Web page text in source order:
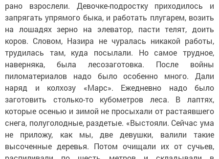
рано взрослели. Девочке-подростку приходилось и
запрягать упрямого быка, и работать плугарем, возить
на лошадях зерно на элеватор, пасти телят, доить
коров. Словом, Назира не чуралась никакой работы,
трудилась там, куда посылали. Но самое трудное,
наверняка, была лесозаготовка. После войны
пиломатериалов надо было особенно много. Дали
наряд и колхозу «Марс». Ежедневно надо было
заготовить столько-то кубометров леса. В лаптях,
которые осенью и зимой не просыхали от растаявшего
снега, полуголодные, раздетые. «Выстояли. Сейчас ума
не приложу, как мы, две девушки, валили такие
высоченные деревья. Потом очищали их от сучьев,